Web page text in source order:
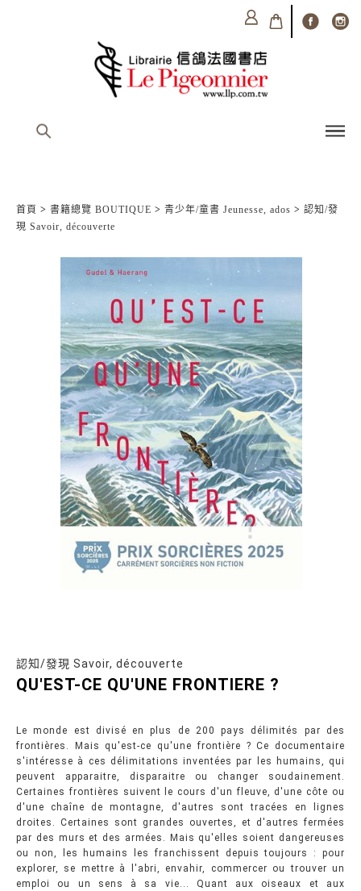
首頁 > 書籍總覽 BOUTIQUE > 青少年/童書 Jeunesse, ados > 認知/發
現 Savoir, découverte
認知/發現 Savoir, découverte
QU'EST-CE QU'UNE FRONTIERE ?
Le monde est divisé en plus de 200 pays délimités par des
frontières. Mais qu'est-ce qu'une frontière ? Ce documentaire
s'intéresse à ces délimitations inventées par les humains, qui
peuvent apparaitre, disparaitre ou changer soudainement.
Certaines frontières suivent le cours d'un fleuve, d'une côte ou
d'une chaîne de montagne, d'autres sont tracées en lignes
droites. Certaines sont grandes ouvertes, et d'autres fermées
par des murs et des armées. Mais qu'elles soient dangereuses
ou non, les humains les franchissent depuis toujours : pour
explorer, se mettre à l'abri, envahir, commercer ou trouver un
emploi ou un sens à sa vie... Quant aux oiseaux et aux